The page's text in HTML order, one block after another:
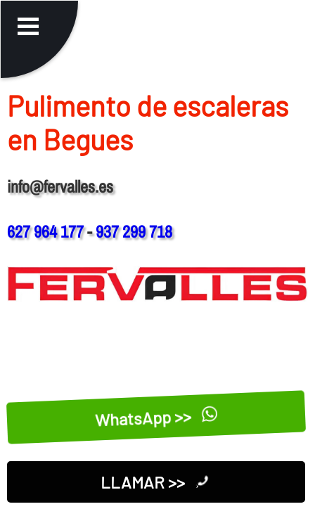
Pulimento de escaleras
en Begues
info@fervalles.es
627 964 177-937 299 718
WhatsApp >>
LLAMAR >>